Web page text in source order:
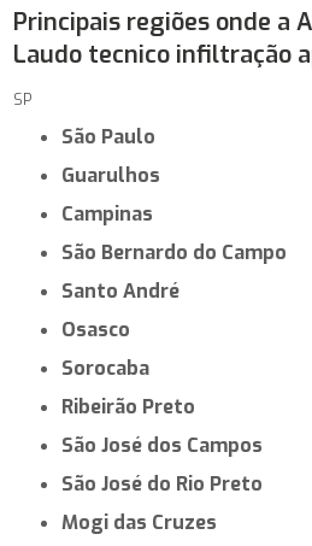
Principais regiões onde a
Laudo tecnico infiltração
SP
São Paulo
Guarulhos
Campinas
São Bernardo do Campo
Santo André
Osasco
Sorocaba
Ribeirão Preto
São José dos Campos
São José do Rio Preto
Mogi das Cruzes